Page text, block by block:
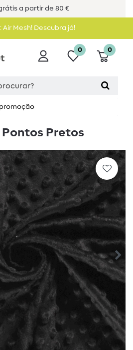
a partir de 80 €
Air Mesh! Descubra já!
0 0
Pontos Pretos